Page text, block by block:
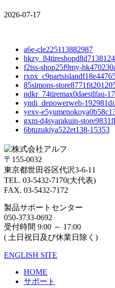
2026-07-17
a6e-cle225113882987
f2tss-shop25f9my-
85simons-
ndkr_74tiremax0daestlfau-
yndi_depowerweb-
yexv-
gxm-d4syarakuin-
6btuzukiya522et138-15353
〒155-0032
東京都世田谷区代沢3-6-11
TEL. 03-5432-7170(大代表)
FAX. 03-5432-7172
製品サポートセンター
050-3733-0692
受付時間 9:00 ～ 17:00
( 土日祝日及び休業日除く)
ENGLISH SITE
HOME
サポート